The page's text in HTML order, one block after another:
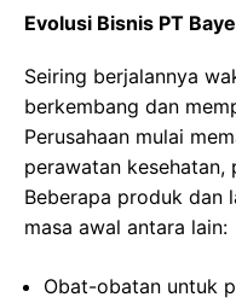
Evolusi Bisnis PT
Seiring berjalannya
berkembang dan
Perusahaan mulai
perawatan kesehatan,
Beberapa produk dan
masa awal antara lain:
Obat-obatan untuk